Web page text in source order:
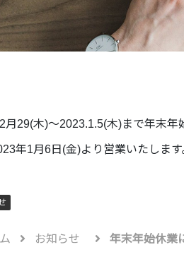
月29(木)～2023.1.5(木)まで年末年
年1月6日(金)より営業いたします
お知らせ 年末年始休業